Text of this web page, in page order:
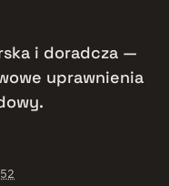
i doradcza —
uprawnienia